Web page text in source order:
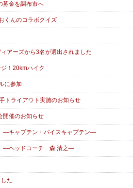
募金を調布市へ
くんのコラボクイズ
アーズから3名が選出されました
！20kmハイク
に参加
トライアウト実施のお知らせ
催のお知らせ
キャプテン・バイスキャプテン―
―ヘッドコーチ 森 清之―
た